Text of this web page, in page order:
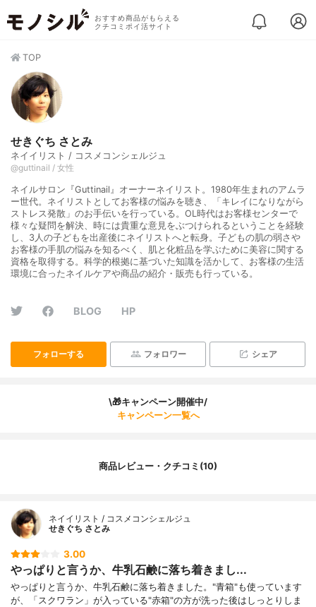
おすすめ商品がもらえる
クチコミポイ活サイト
TOP
せきぐち さとみ
ネイイリスト / コスメコンシェルジュ
@guttinail / 女性
ネイルサロン『Guttinail』オーナーネイリスト。1980年生まれのアムラ
ー世代。ネイリストとしてお客様の悩みを聴き、「キレイになりながら
ストレス発散」のお手伝いを行っている。OL時代はお客様センターで
様々な疑問を解決、時には貴重な意見をぶつけられるということを経験
し、3人の子どもを出産後にネイリストへと転身。子どもの肌の弱さや
お客様の手肌の悩みを知るべく、肌と化粧品を学ぶために美容に関する
資格を取得する。科学的根拠に基づいた知識を活かして、お客様の生活
環境に合ったネイルケアや商品の紹介・販売も行っている。
BLOG HP
フォローする フォロワー シェア
\🎁キャンペーン開催中/
キャンペーン一覧へ
商品レビュー・クチコミ(10)
ネイイリスト / コスメコンシェルジュ
せきぐち さとみ
3.00
やっぱりと言うか、牛乳石鹸に落ち着きまし...
やっぱりと言うか、牛乳石鹸に落ち着きました。"青箱"も使っています
が、「スクワラン」が入っている"赤箱"の方が洗った後はしっとりしま